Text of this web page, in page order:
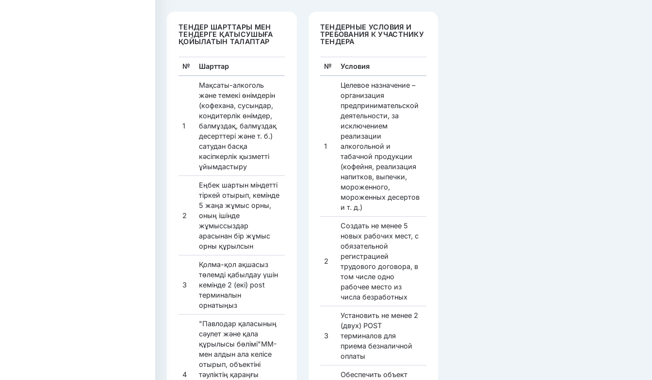
ТЕНДЕР ШАРТТАРЫ МЕН
ТЕНДЕРГЕ ҚАТЫСУШЫҒА
ҚОЙЫЛАТЫН ТАЛАПТАР
№ Шарттар
1
Мақсаты-алкоголь
және темекі өнімдерін
(кофехана, сусындар,
кондитерлік өнімдер,
балмұздақ, балмұздақ
десерттері және т. б.)
сатудан басқа
кәсіпкерлік қызметті
ұйымдастыру
2
Еңбек шартын міндетті
тіркей отырып, кемінде
5 жаңа жұмыс орны,
оның ішінде
жұмыссыздар
арасынан бір жұмыс
орны құрылсын
3
Қолма-қол ақшасыз
төлемді қабылдау үшін
кемінде 2 (екі) post
терминалын
орнатыңыз
4
"Павлодар қаласының
сәулет және қала
құрылысы бөлімі"ММ-
мен алдын ала келісе
отырып, объектіні
тәуліктің қараңғы
ТЕНДЕРНЫЕ УСЛОВИЯ И
ТРЕБОВАНИЯ К УЧАСТНИКУ
ТЕНДЕРА
№ Условия
1
Целевое назначение –
организация
предпринимательской
деятельности, за
исключением
реализации
алкогольной и
табачной продукции
(кофейня, реализация
напитков, выпечки,
мороженного,
мороженных десертов
и т. д.)
2
Создать не менее 5
новых рабочих мест, с
обязательной
регистрацией
трудового договора, в
том числе одно
рабочее место из
числа безработных
3
Установить не менее 2
(двух) POST
терминалов для
приема безналичной
оплаты
Обеспечить объект